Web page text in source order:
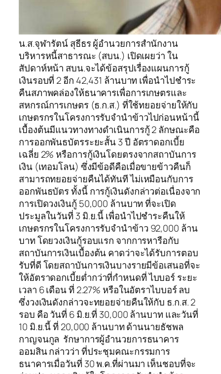
น.ส.จุฬารัตน์ สุธีธร ผู้อำนวยการสำนักงาน
บริหารหนี้สาธารณะ (สบน.) เปิดเผยว่า ใน
สัปดาห์หน้า สบน.จะได้ข้อสรุปเรื่องแผนการกู้
เงินรอบที่ 2 อีก 42,431 ล้านบาท เพื่อนำไปชำระ
คืนสภาพคล่องให้ธนาคารเพื่อการเกษตรและ
สหกรณ์การเกษตร (ธ.ก.ส.) ที่ใช้ทยอยจ่ายให้กับ
เกษตรกรในโครงการรับจำนำข้าวไปก่อนหน้านี้
เบื้องต้นมีแนวทางทางดำเนินการกู้ 2 ลักษณะคือ
การออกพันธบัตรระยะสั้น 3 ปี อัตราดอกเบี้ย
เฉลี่ย 2% หรือการกู้เงินโดยตรงจากสถาบันการ
เงิน (เทอมโลน) ซึ่งมีข้อดีคือเมื่อขายข้าวคืนก็
สามารถทยอยจ่ายคืนได้ทันที ไม่เหมือนกับการ
ออกพันธบัตร ทั้งนี้ การกู้เงินดังกล่าวต่อเนื่องจาก
การเปิดวงเงินกู้ 50,000 ล้านบาท ที่จะเปิด
ประมูลในวันที่ 3 มิ.ย.นี้ เพื่อนำไปชำระคืนให้
เกษตรกรในโครงการรับจำนำข้าว 92,000 ล้าน
บาท โดยวงเงินกู้รอบแรก จากการหารือกับ
สถาบันการเงินเบื้องต้น คาดว่าจะได้รับการตอบ
รับที่ดี โดยสถาบันการเงินบางรายมีข้อเสนอที่จะ
ให้อัตราดอกเบี้ยต่ำกว่าที่กำหนดที่ ไบบอร์ ระยะ
เวลา 6 เดือน ที่ 2.27% หรือในอัตราไบบอร์ ลบ
ซึ่งวงเงินดังกล่าวจะทยอยจ่ายคืนให้กับ ธ.ก.ส. 2
รอบ คือ วันที่ 6 มิ.ย.ที่ 30,000 ล้านบาท และวันที่
10 มิ.ย.นี้ ที่ 20,000 ล้านบาท ด้านนายธัชพล
กาญจนกูล รักษาการผู้อำนวยการธนาคาร
ออมสิน กล่าวว่า ที่ประชุมคณะกรรมการ
ธนาคารเมื่อวันที่ 30 พ.ค.ที่ผ่านมา เห็นชอบที่จะ